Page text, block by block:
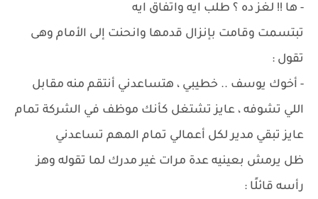
- ها !! لغز ده ؟ طلب ايه واتفاق ايه
تبتسمت وقامت بإنزال قدمها وانحنت إلى الأمام وهى
تقول :
- أخوك يوسف .. خطيبي ، هتساعدني أنتقم منه مقابل
اللي تشوفه ، عايز تشتغل كأنك موظف في الشركة تمام
عايز تبقي مدير لكل أعمالي تمام المهم تساعدني
ظل يرمش بعينيه عدة مرات غير مدرك لما تقوله وهز
رأسه قائلًا :